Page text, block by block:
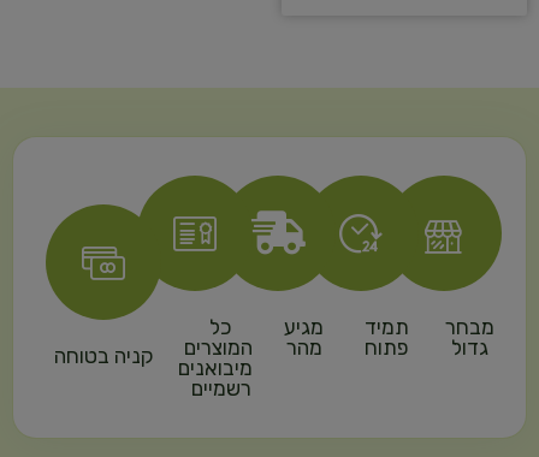
מבחר
גדול
תמיד
פתוח
מגיע
מהר
כל
המוצרים
מיבואנים
רשמיים
קניה בטוחה